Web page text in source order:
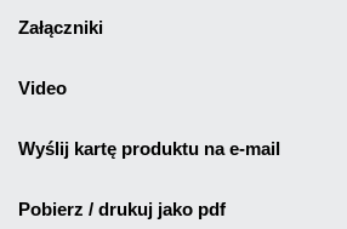
załączniki
video
wyślij kartę produktu na e-mail
pobierz / drukuj jako pdf